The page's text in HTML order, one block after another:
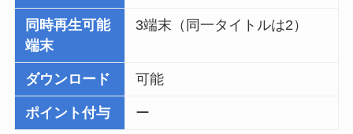
同時再生可能
端末
3端末（同一タイトルは2）
ダウンロード 可能
ポイント付与 ー